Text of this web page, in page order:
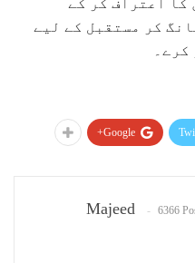
کا اعتراف کر کے
کر مستقبل کے لیے
کرے۔
Google+
Majeed 6366